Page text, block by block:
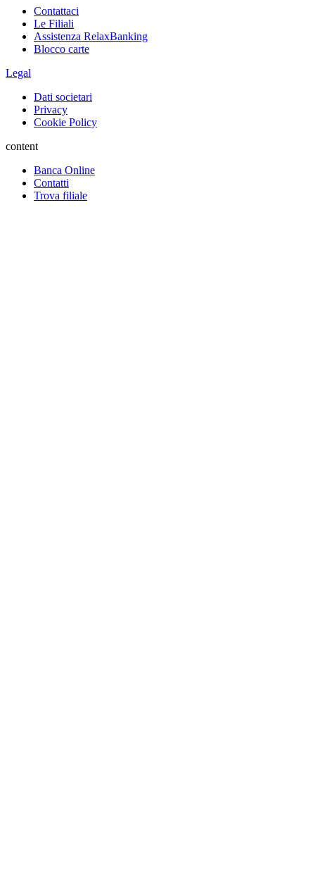
Contattaci
Le Filiali
Assistenza RelaxBanking
Blocco carte
Legal
Dati societari
Privacy
Cookie Policy
content
Banca Online
Contatti
Trova filiale